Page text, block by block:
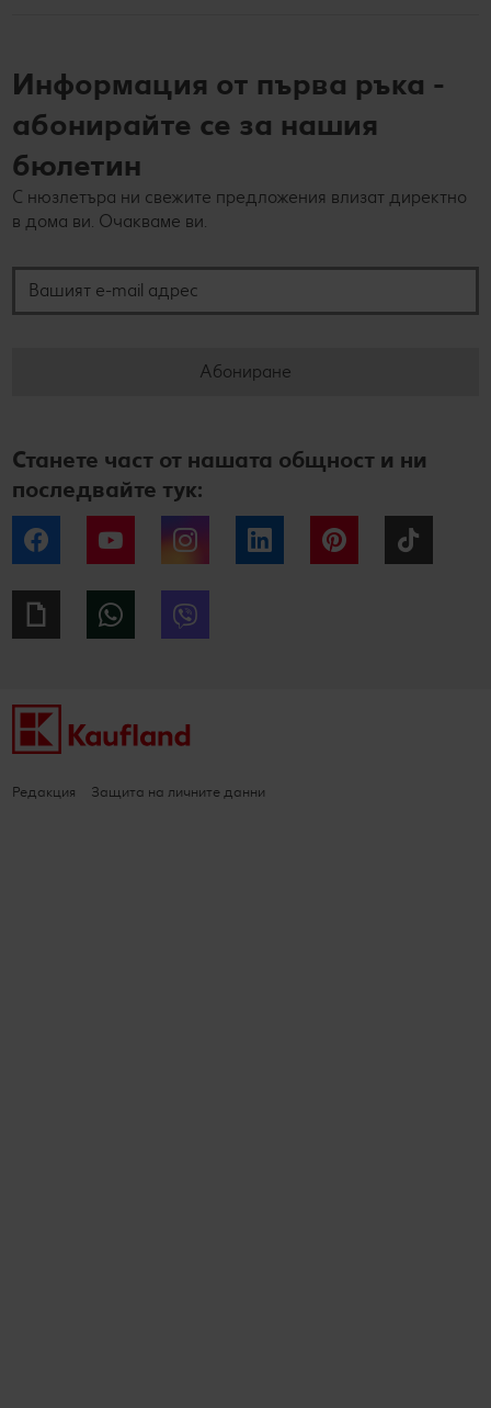
Информация от първа ръка -
абонирайте се за нашия
бюлетин
С нюзлетъра ни свежите предложения влизат директно
в дома ви. Очакваме ви.
Абониране
Станете част от нашата общност и ни
последвайте тук:
Facebook YouTube Instagram LinkedIn Pinterest
Giphy WhatsApp
Редакция Защита на личните данни